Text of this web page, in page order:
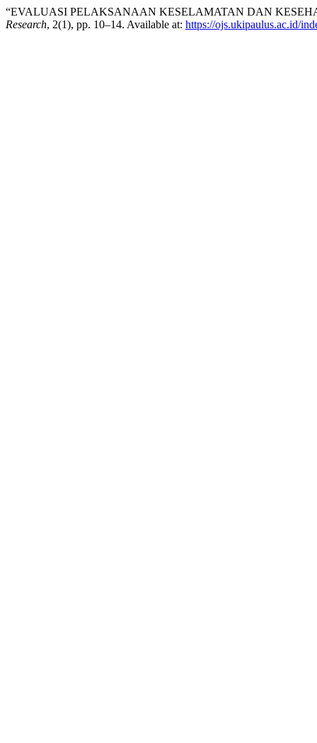
“EVALUASI PELAKSANAAN KESELAMATAN DAN
Research, 2(1), pp. 10–14. Available at: https://ojs.ukipaulus.ac.id/